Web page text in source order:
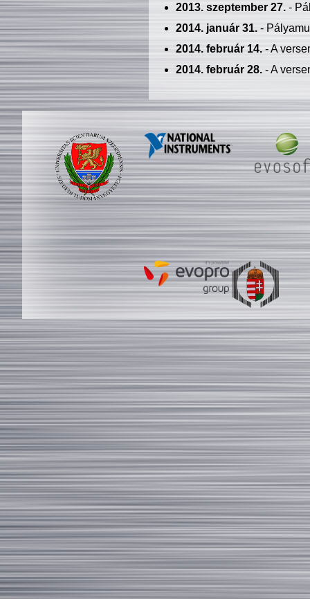
2013. szeptember 27.-
2014. január 31.-
2014. február 14.- A
2014. február 28.- A